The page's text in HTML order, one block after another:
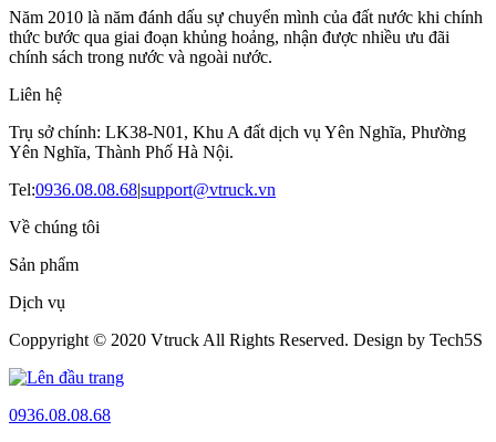
Năm 2010 là năm đánh dấu sự chuyển mình của đất nước khi chính
thức bước qua giai đoạn khủng hoảng, nhận được nhiều ưu đãi
chính sách trong nước và ngoài nước.
Liên hệ
Trụ sở chính: LK38-N01, Khu A đất dịch vụ Yên Nghĩa, Phường
Yên Nghĩa, Thành Phố Hà Nội.
Tel:0936.08.08.68|support@vtruck.vn
Về chúng tôi
Sản phẩm
Dịch vụ
Coppyright © 2020 Vtruck All Rights Reserved. Design by Tech5S
0936.08.08.68